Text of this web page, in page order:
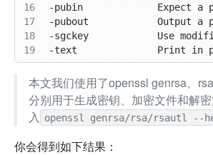
16
17
18
19
本文我们使用了openssl genrsa、
分别用于生成密钥、加密文件和解
入
openssl genrsa/rsa/rsautl --
你会得到如下结果：